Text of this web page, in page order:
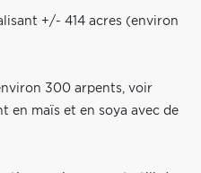
+/- 414 acres (environ
300 arpents, voir
en maïs et en soya avec de